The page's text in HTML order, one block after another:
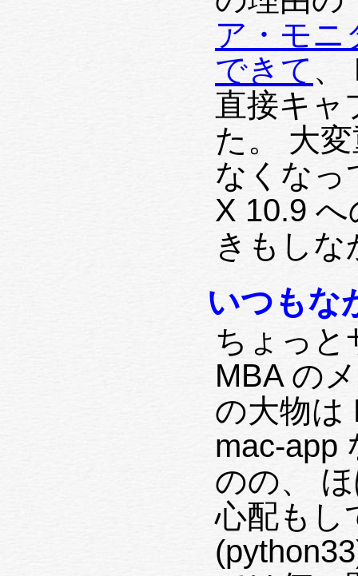
ア・モニ
できて 、
直接キャ
た。 大
なくなっ
X 10.9
きもしな
いつもな
ちょっと
MBA の
の大物は
mac-app
のの、
心配もし